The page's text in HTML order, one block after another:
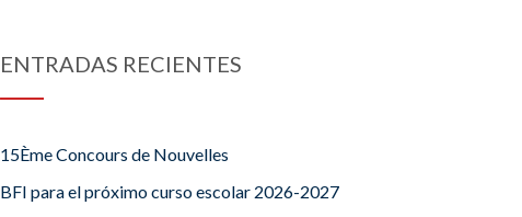
ENTRADAS RECIENTES
15Ème Concours de Nouvelles
BFI para el próximo curso escolar 2026-2027